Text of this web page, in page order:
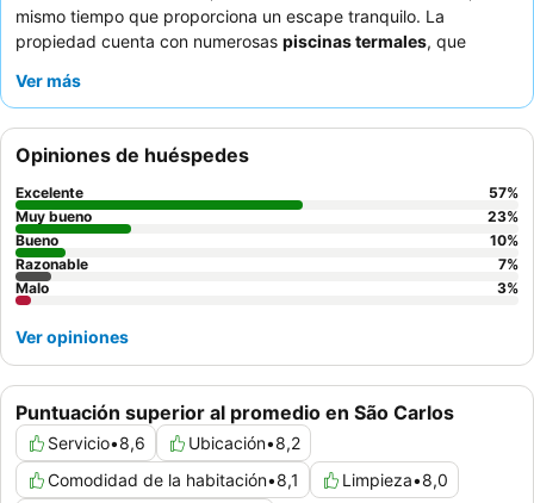
mismo tiempo que proporciona un escape tranquilo. La
propiedad cuenta con numerosas piscinas termales, que
infantilbien equipado y una espaciosa sala de juegos, lo que
huéspedes elogian constantemente al
amabley la calidad y variedad del
experiencia verdaderamente serena, considere reservar una
cita para el ofurô o los baños de hidromasaje.
Ver más
Puntuación superior al promedio en São Carlos
Servicio•8,6 Ubicación•8,2
Comodidad de la habitación•8,1 Limpieza•8,0
Opiniones de huéspedes
Excelente 57%
Muy bueno
23%
Bueno
10%
Razonable
7%
Malo
3%
Ver opiniones